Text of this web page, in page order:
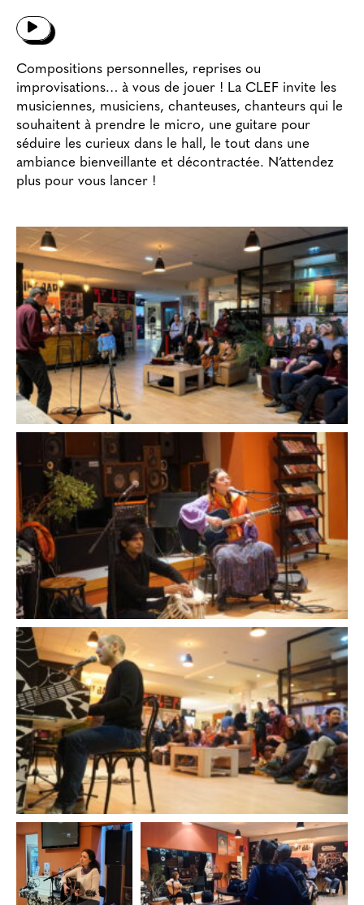
Compositions personnelles, reprises ou
improvisations… à vous de jouer ! La CLEF invite les
musiciennes, musiciens, chanteuses, chanteurs qui le
souhaitent à prendre le micro, une guitare pour
séduire les curieux dans le hall, le tout dans une
ambiance bienveillante et décontractée. N’attendez
plus pour vous lancer !